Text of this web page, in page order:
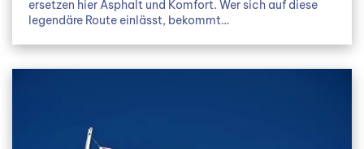
ersetzen hier Asphalt und Komfort. Wer sich auf diese
legendäre Route einlässt, bekommt…